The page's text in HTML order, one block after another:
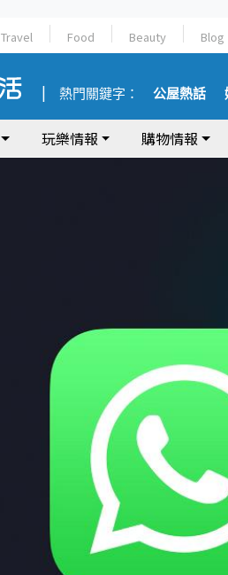
Travel Food Beauty Blog
熱門關鍵字： 公屋熱話
玩樂情報 購物情報